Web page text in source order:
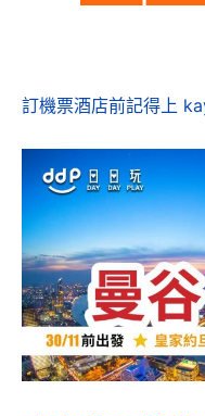
訂機票酒店前記得上